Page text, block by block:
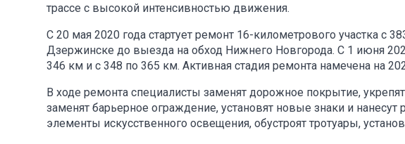
трассе с высокой интенсивностью движения.
С 20 мая 2020 года стартует ремонт 16-километрового участка с
Дзержинске до выезда на обход Нижнего Новгорода. С 1 июня
346 км и с 348 по 365 км. Активная стадия ремонта намечена на
В ходе ремонта специалисты заменят дорожное покрытие,
заменят барьерное ограждение, установят новые знаки и нанесут
элементы искусственного освещения, обустроят тротуары,